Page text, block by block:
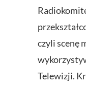
czyli scenę
Telewizji.